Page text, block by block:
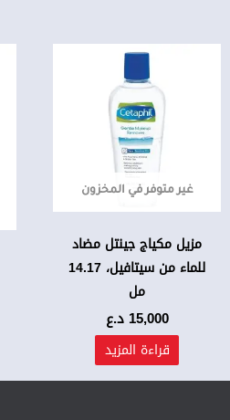
غير متوفر في المخزون
مزيل مكياج جينتل مضاد
للماء من سيتافيل، 14.17
مل
15,000 د.ع
قراءة المزيد